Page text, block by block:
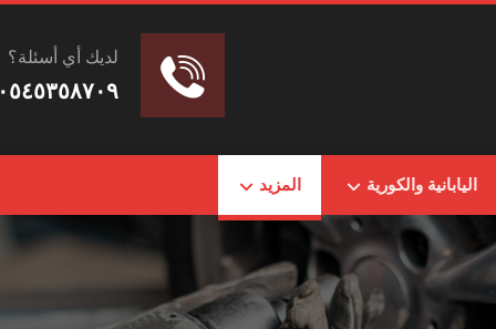
لديك أي أسئلة؟
اليابانية والكورية المزيد